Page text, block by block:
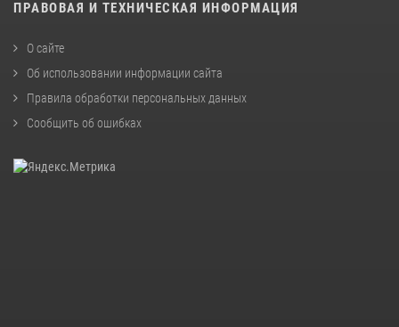
ПРАВОВАЯ И ТЕХНИЧЕСКАЯ ИНФОРМАЦИЯ
О сайте
Об использовании информации сайта
Правила обработки персональных данных
Сообщить об ошибках